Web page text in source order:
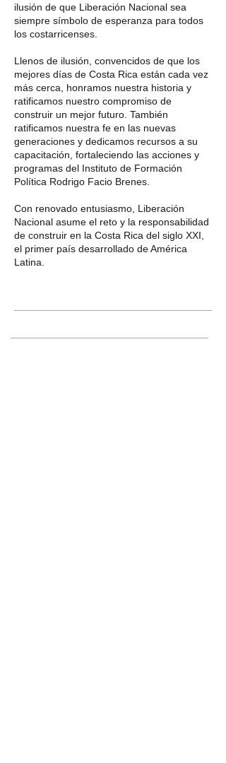
ilusión de que Liberación Nacional sea
siempre símbolo de esperanza para todos
los costarricenses.
Llenos de ilusión, convencidos de que los
mejores días de Costa Rica están cada vez
más cerca, honramos nuestra historia y
ratificamos nuestro compromiso de
construir un mejor futuro. También
ratificamos nuestra fe en las nuevas
generaciones y dedicamos recursos a su
capacitación, fortaleciendo las acciones y
programas del Instituto de Formación
Política Rodrigo Facio Brenes.
Con renovado entusiasmo, Liberación
Nacional asume el reto y la responsabilidad
de construir en la Costa Rica del siglo XXI,
el primer país desarrollado de América
Latina.